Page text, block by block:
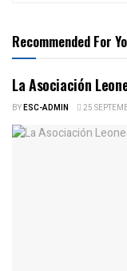
Recommended For
La Asociación
BYESC-ADMIN 25